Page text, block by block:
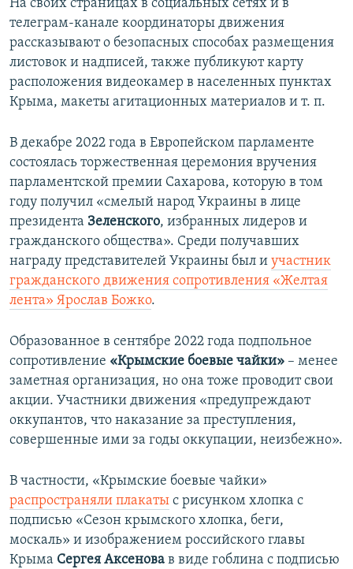
На своих страницах в социальных сетях и в
телеграм-канале координаторы движения
рассказывают о безопасных способах размещения
листовок и надписей, также публикуют карту
расположения видеокамер в населенных пунктах
Крыма, макеты агитационных материалов и т. п.
В декабре 2022 года в Европейском парламенте
состоялась торжественная церемония вручения
парламентской премии Сахарова, которую в том
году получил «смелый народ Украины в лице
президента Зеленского, избранных лидеров и
гражданского общества». Среди получавших
награду представителей Украины был и участник
гражданского движения сопротивления «Желтая
лента» Ярослав Божко.
Образованное в сентябре 2022 года подпольное
сопротивление «Крымские боевые чайки» – менее
заметная организация, но она тоже проводит свои
акции. Участники движения «предупреждают
оккупантов, что наказание за преступления,
совершенные ими за годы оккупации, неизбежно».
В частности, «Крымские боевые чайки»
распространяли плакаты с рисунком хлопка с
подписью «Сезон крымского хлопка, беги,
москаль» и изображением российского главы
Крыма Сергея Аксенова в виде гоблина с подписью